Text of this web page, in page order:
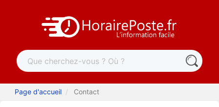
Page d'accueil Contact